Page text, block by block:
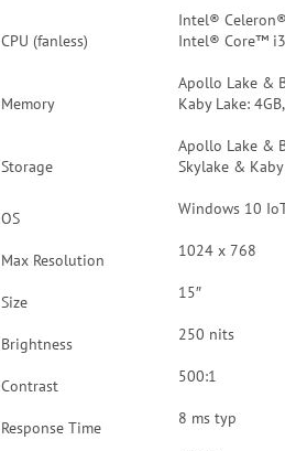
CPU (fanless)
Intel®
Intel® Core™
Memory
Apollo Lake &
Kaby Lake:
Storage
Apollo Lake &
Skylake &
OS Windows 10
Max Resolution 1024 x 768
Size 15″
Brightness 250 nits
Contrast 500:1
Response Time 8 ms typ